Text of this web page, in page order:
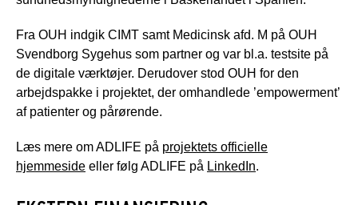
Fra OUH indgik CIMT samt Medicinsk afd. M på OUH
Svendborg Sygehus som partner og var bl.a. testsite på
de digitale værktøjer. Derudover stod OUH for den
arbejdspakke i projektet, der omhandlede ’empowerment’
af patienter og pårørende.
Læs mere om ADLIFE på projektets officielle
hjemmeside eller følg ADLIFE på LinkedIn.